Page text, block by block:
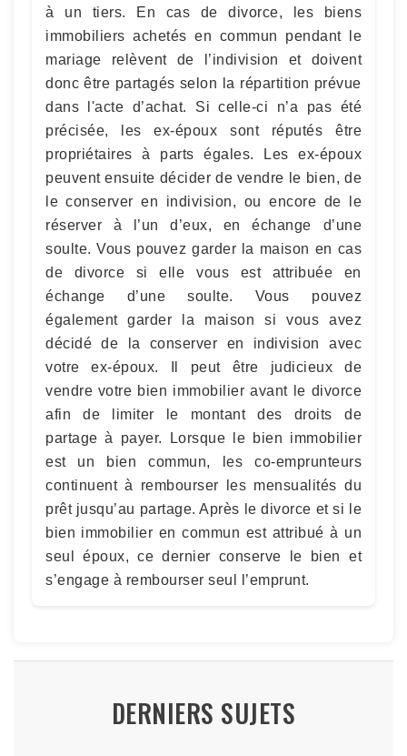
à un tiers. En cas de divorce, les biens
immobiliers achetés en commun pendant le
mariage relèvent de l’indivision et doivent
donc être partagés selon la répartition prévue
dans l'acte d’achat. Si celle-ci n’a pas été
précisée, les ex-époux sont réputés être
propriétaires à parts égales. Les ex-époux
peuvent ensuite décider de vendre le bien, de
le conserver en indivision, ou encore de le
réserver à l’un d’eux, en échange d’une
soulte. Vous pouvez garder la maison en cas
de divorce si elle vous est attribuée en
échange d’une soulte. Vous pouvez
également garder la maison si vous avez
décidé de la conserver en indivision avec
votre ex-époux. Il peut être judicieux de
vendre votre bien immobilier avant le divorce
afin de limiter le montant des droits de
partage à payer. Lorsque le bien immobilier
est un bien commun, les co-emprunteurs
continuent à rembourser les mensualités du
prêt jusqu’au partage. Après le divorce et si le
bien immobilier en commun est attribué à un
seul époux, ce dernier conserve le bien et
s’engage à rembourser seul l’emprunt.
DERNIERS SUJETS